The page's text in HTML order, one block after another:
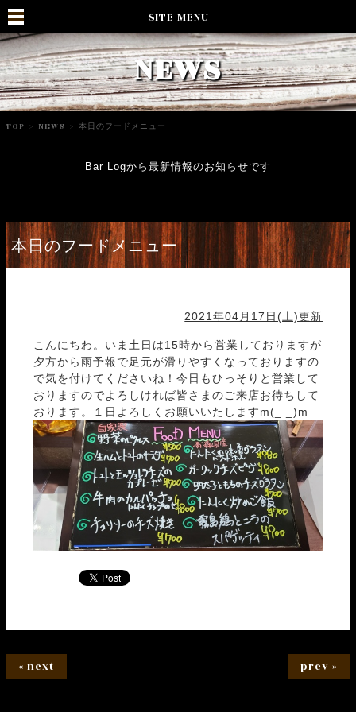
SITE MENU
NEWS
TOP > NEWS > 本日のフードメニュー
Bar Logから最新情報のお知らせです
本日のフードメニュー
2021年04月17日(土)更新
こんにちわ。いま土日は15時から営業しておりますが
夕方から雨予報で足元が滑りやすくなっておりますの
で気を付けてくださいね！今日もひっそりと営業して
おりますのでよろしければ皆さまのご来店お待ちして
おります。１日よろしくお願いいたしますm(_ _)m
« next prev »